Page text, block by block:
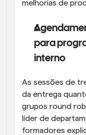
melhorias de
para
interno
As sessões de
da entrega
grupos round
líder de
formadores